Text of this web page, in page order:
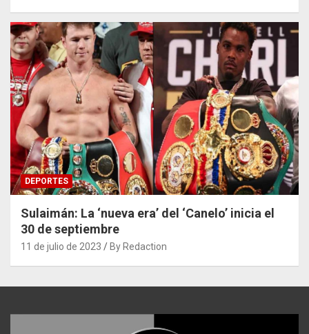
DEPORTES
Sulaimán: La ‘nueva era’ del ‘Canelo’ inicia el
30 de septiembre
11 de julio de 2023 By Redaction